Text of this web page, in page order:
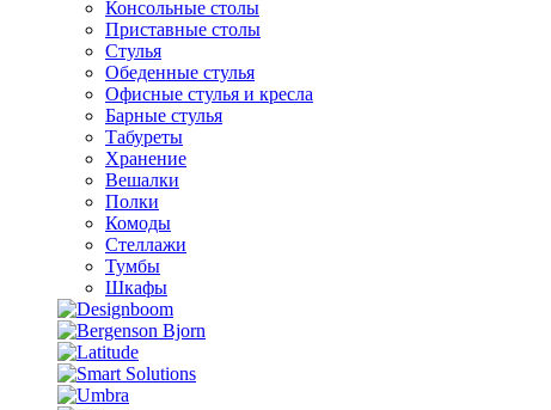
Консольные столы
Приставные столы
Стулья
Обеденные стулья
Офисные стулья и кресла
Барные стулья
Табуреты
Хранение
Вешалки
Полки
Комоды
Стеллажи
Тумбы
Шкафы